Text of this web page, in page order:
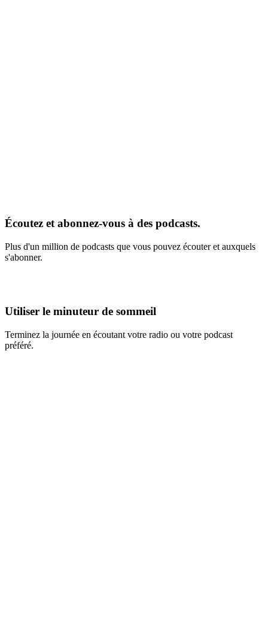
Écoutez et abonnez-vous à des podcasts.
Plus d'un million de podcasts que vous pouvez écouter et auxquels
s'abonner.
Utiliser le minuteur de sommeil
Terminez la journée en écoutant votre radio ou votre podcast
préféré.